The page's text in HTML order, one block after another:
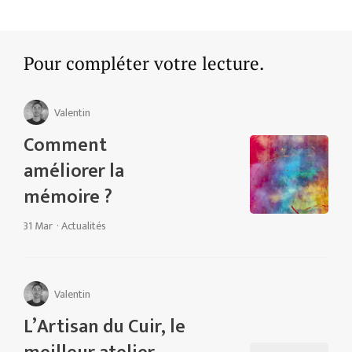
Pour compléter votre lecture.
Valentin
Comment
améliorer la
mémoire ?
31 Mar ·Actualités
Valentin
L’Artisan du Cuir, le